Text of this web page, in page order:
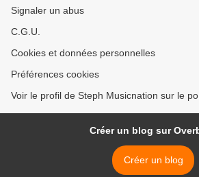
Signaler un abus
C.G.U.
Cookies et données personnelles
Préférences cookies
Voir le profil de Steph Musicnation sur le
Créer un blog sur
Créer un blog